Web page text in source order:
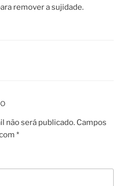
remover a sujidade.
não será publicado. Campos
*